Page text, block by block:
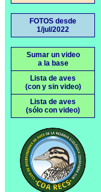
FOTOS desde
1/jul/2022
Sumar un video
a la base
Lista de aves
(con y sin video)
Lista de aves
(sólo con video)